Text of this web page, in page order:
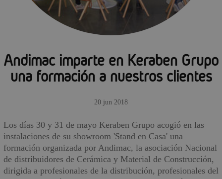
Andimac imparte en Keraben Grupo
una formación a nuestros clientes
20 jun 2018
Los días 30 y 31 de mayo Keraben Grupo acogió en las
instalaciones de su showroom 'Stand en Casa' una
formación organizada por Andimac, la asociación Nacional
de distribuidores de Cerámica y Material de Construcción,
dirigida a profesionales de la distribución, profesionales del